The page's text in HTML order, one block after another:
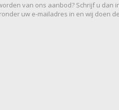
van ons aanbod? Schrijf u dan
uw e-mailadres in en wij doen